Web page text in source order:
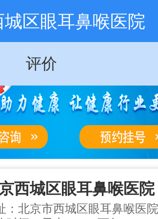
区眼耳鼻喉医院
评价
西城区眼耳鼻喉医院
：北京市西城区眼耳鼻喉医院